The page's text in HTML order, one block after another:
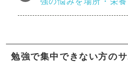
勉強で集中できない方の